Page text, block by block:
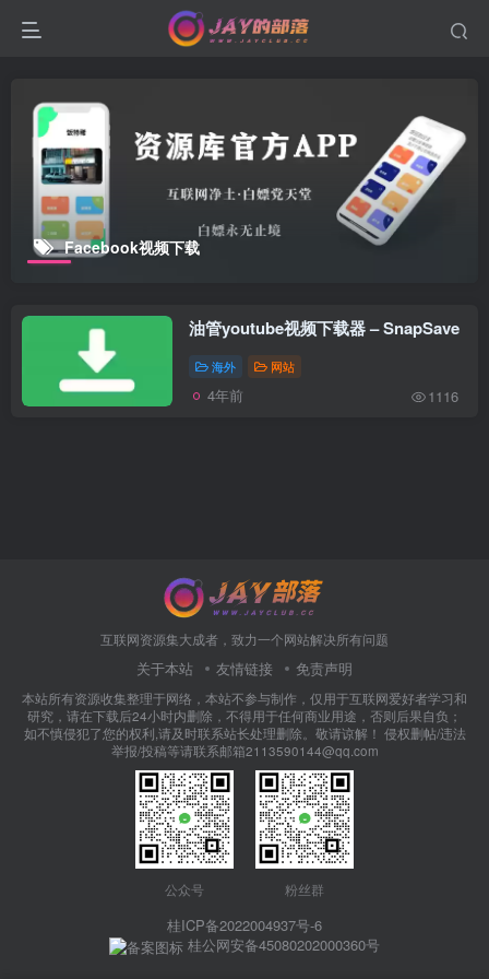
Facebook视频下载
油管youtube视频下载器 – SnapSave
海外 网站
4年前 1116
互联网资源集大成者，致力一个网站解决所有问题
关于本站 友情链接 免责声明
本站所有资源收集整理于网络，本站不参与制作，仅用于互联网爱好者学习和
研究，请在下载后24小时内删除，不得用于任何商业用途，否则后果自负；
如不慎侵犯了您的权利,请及时联系站长处理删除。敬请谅解！ 侵权删帖/违法
举报/投稿等请联系邮箱2113590144@qq.com
公众号 粉丝群
桂ICP备2022004937号-6
桂公网安备45080202000360号